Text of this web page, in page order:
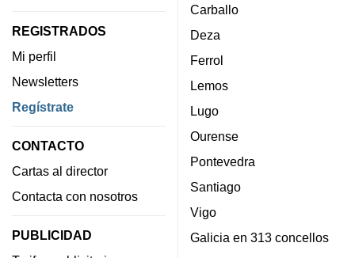
REGISTRADOS
Mi perfil
Newsletters
Regístrate
CONTACTO
Cartas al director
Contacta con nosotros
PUBLICIDAD
Carballo
Deza
Ferrol
Lemos
Lugo
Ourense
Pontevedra
Santiago
Vigo
Galicia en 313 concellos